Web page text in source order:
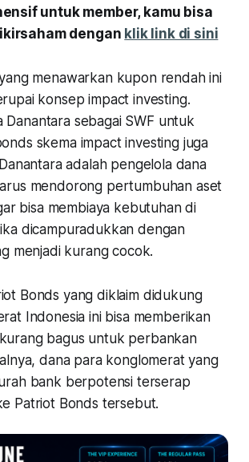
untuk member, kamu bisa
dengan klik link di sini
menawarkan kupon rendah ini
konsep impact investing.
Danantara sebagai SWF untuk
skema impact investing juga
adalah pengelola dana
mendorong pertumbuhan aset
bisa membiaya kebutuhan di
dicampuradukkan dengan
menjadi kurang cocok.
Bonds yang diklaim didukung
Indonesia ini bisa memberikan
bagus untuk perbankan
dana para konglomerat yang
bank berpotensi terserap
Patriot Bonds tersebut.